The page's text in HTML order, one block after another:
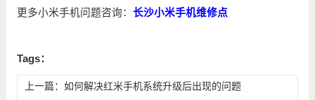
更多小米手机问题咨询： 长沙小米手机维修点
Tags：
上一篇： 如何解决红米手机系统升级后出现的问题